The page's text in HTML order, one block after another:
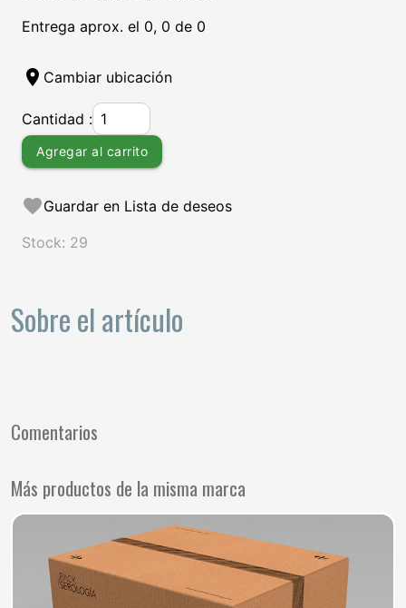
Entrega aprox. el 0, 0 de 0
location_on Cambiar ubicación
Cantidad :
Agregar al carrito
favoriteGuardar en Lista de deseos
Stock: 29
Sobre el artículo
Comentarios
Más productos de la misma marca